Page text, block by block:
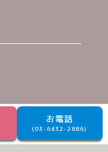
お電話
(03-6432-2886)